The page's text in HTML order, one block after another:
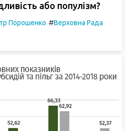
або популізм?
Порошенко #Верховна Рада